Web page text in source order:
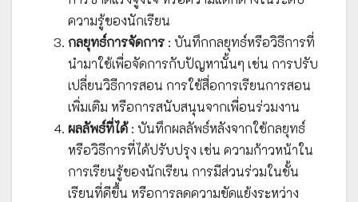
ความรู้ของนักเรียน
กลยุทธ์การจัดการ : บันทึกกลยุทธ์หรือวิธีการที่
นำมาใช้เพื่อจัดการกับปัญหานั้นๆ เช่น การปรับ
เปลี่ยนวิธีการสอน การใช้สื่อการเรียนการสอน
เพิ่มเติม หรือการสนับสนุนจากเพื่อนร่วมงาน
ผลลัพธ์ที่ได้: บันทึกผลลัพธ์หลังจากใช้กลยุทธ์
หรือวิธีการที่ได้ปรับปรุง เช่น ความก้าวหน้าใน
การเรียนรู้ของนักเรียน การมีส่วนร่วมในชั้น
เรียนที่ดีขึ้น หรือการลดความขัดแย้งระหว่าง